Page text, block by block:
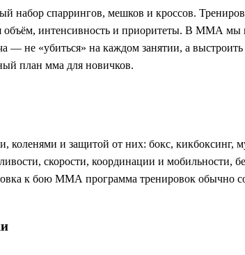
набор спаррингов, мешков и кроссов.
объём, интенсивность и приоритеты. В ММА мы
— не «убиться» на каждом занятии, а
план мма для новичков.
коленями и защитой от них: бокс,
скорости, координации и мобильности,
к бою ММА программа тренировок обычно